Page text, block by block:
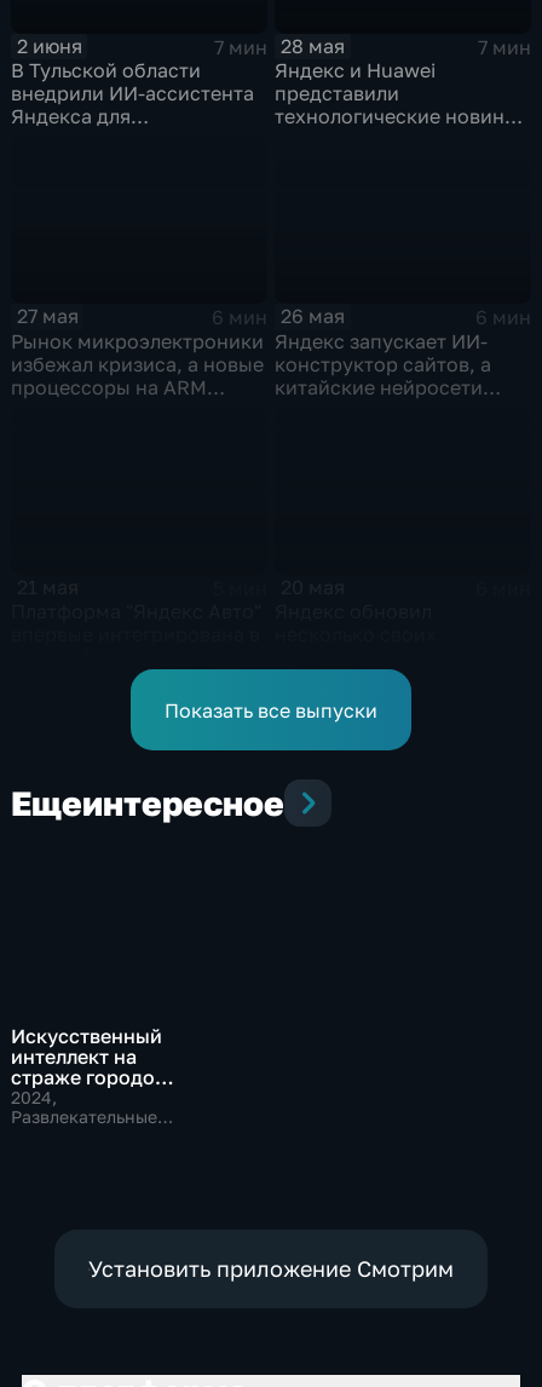
2 июня
7 мин
В Тульской области
внедрили ИИ-ассистента
Яндекса для
28 мая
7 мин
Яндекс и Huawei
представили
технологические новинки
27 мая
6 мин
Рынок микроэлектроники
избежал кризиса, а новые
процессоры на ARM
26 мая
6 мин
Яндекс запускает ИИ-
конструктор сайтов, а
китайские нейросети
Показать все выпуски
Ещеинтересное
Искусственный
интеллект на
страже городов
будущего
2024,
Развлекательные,
Установить приложение Смотрим